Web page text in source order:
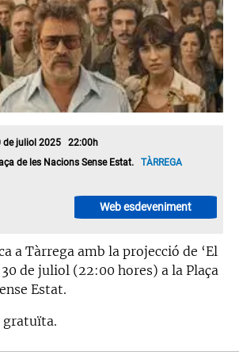
de juliol 2025 22:00h
de les Nacions Sense Estat.TÀRREGA
Web esdeveniment
a Tàrrega amb la projecció de ‘El
de juliol (22:00 hores) a la Plaça
Estat.
gratuïta.